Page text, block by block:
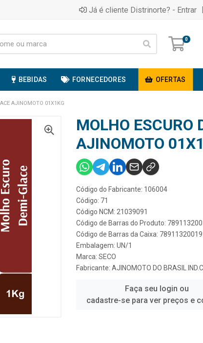
Já é cliente Distrinorte? - Entrar |
0
BEBIDAS FORNECEDORES OFERTAS
AJINOMOTO 01X1KG
MOLHO ESCURO
AJINOMOTO
Código do Fabricante: 106004
Código: 71
Código NCM: 21039091
Código de Barras do Produto:
Código de Barras da Caixa:
Embalagem: UN/1
Marca: SECO
Fabricante: AJINOMOTO DO BRASIL
Faça seu login ou
cadastre-se para ver preços e